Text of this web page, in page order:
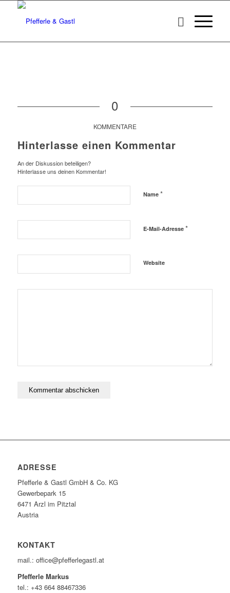
0
KOMMENTARE
Hinterlasse einen Kommentar
An der Diskussion beteiligen?
Hinterlasse uns deinen Kommentar!
Name *
E-Mail-Adresse *
Website
ADRESSE
Pfefferle & Gastl GmbH & Co. KG
Gewerbepark 15
6471 Arzl im Pitztal
Austria
KONTAKT
mail.: office@pfefferlegastl.at
Pfefferle Markus
tel.: +43 664 88467336